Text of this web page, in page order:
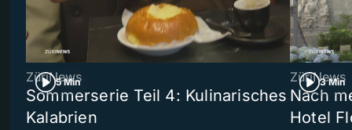
5 Min
ZüriNews
Sommerserie Teil 4: Kulinarisches
Kalabrien
3 Min
ZüriNews
Nach
Hotel